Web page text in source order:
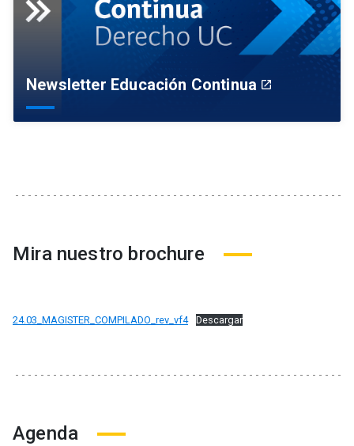
Newsletter Educación Continua launch
Mira nuestro brochure
24.03_MAGISTER_COMPILADO_rev_vf4 Descargar
Agenda